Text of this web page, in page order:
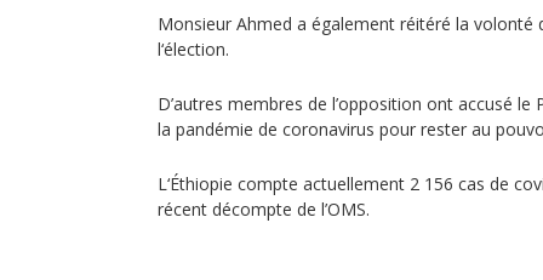
Monsieur Ahmed a également réitéré la volonté
l‘élection.
D’autres membres de l’opposition ont accusé
la pandémie de coronavirus pour rester au
L‘Éthiopie compte actuellement 2 156 cas de
récent décompte de l’OMS.